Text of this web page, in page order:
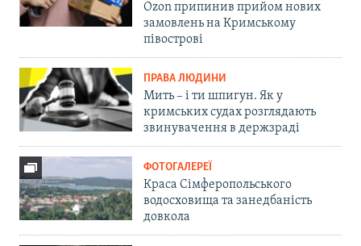
Ozon припинив прийом нових
замовлень на Кримському
півострові
ПРАВА ЛЮДИНИ
Мить – і ти шпигун. Як у
кримських судах розглядають
звинувачення в держзраді
ФОТОГАЛЕРЕЇ
Краса Сімферопольського
водосховища та занедбаність
довкола